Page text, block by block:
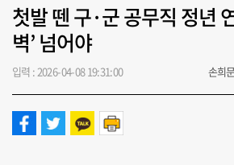
첫발 뗀 구·군 공무직 정년
벽’ 넘어야
입력 : 2026-04-08 19:31:00 손희